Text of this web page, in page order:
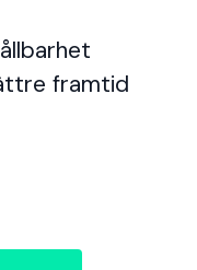
framtid